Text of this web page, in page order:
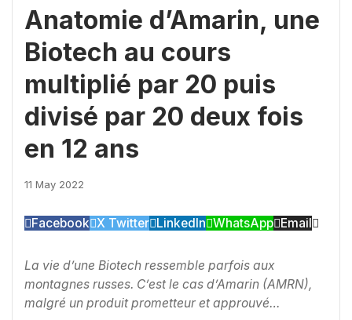
Anatomie d’Amarin, une
Biotech au cours
multiplié par 20 puis
divisé par 20 deux fois
en 12 ans
11 May 2022
Facebook X Twitter LinkedIn WhatsApp Email
La vie d’une Biotech ressemble parfois aux
montagnes russes. C’est le cas d’Amarin (AMRN),
malgré un produit prometteur et approuvé…